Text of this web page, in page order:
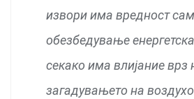
извори има вредност
обезбедување
секако има влијание
загадувањето на